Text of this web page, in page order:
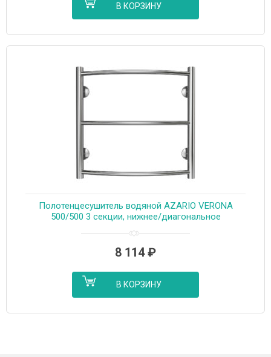
В КОРЗИНУ
Полотенцесушитель водяной AZARIO VERONA
500/500 3 секции, нижнее/диагональное
8 114₽
В КОРЗИНУ